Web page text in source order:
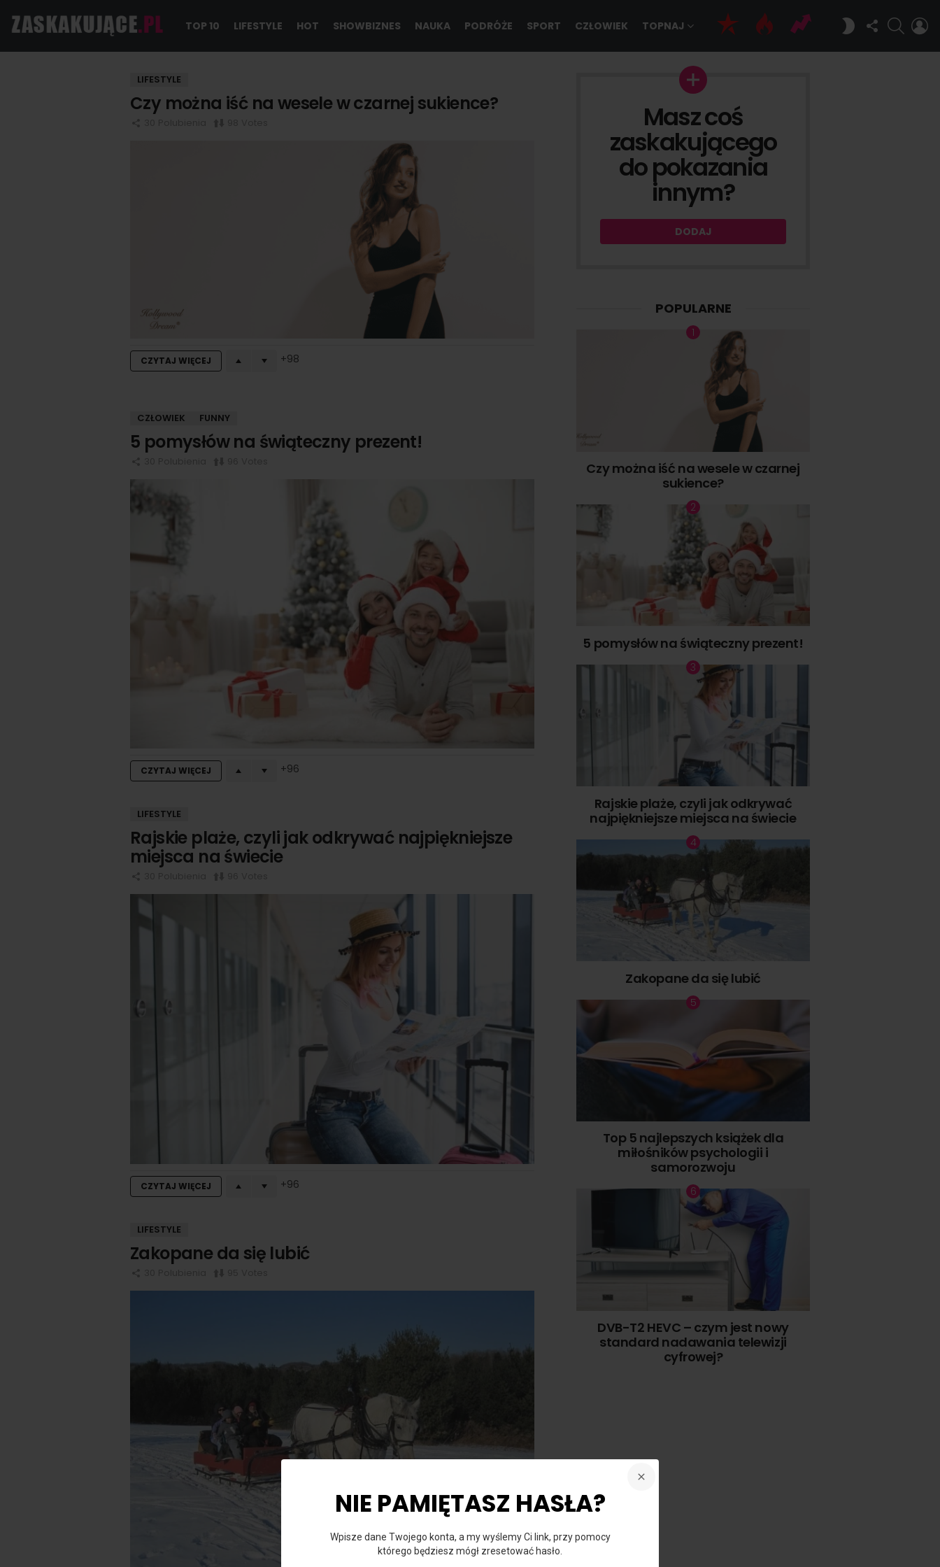
NIE PAMIĘTASZ HASŁA?
Wpisze dane Twojego konta, a my wyślemy Ci link, przy pomocy
którego będziesz mógł zresetować hasło.
TOP 10 LIFESTYLE HOT SHOWBIZNES NAUKA PODRÓŻE SPORT CZŁOWIEK TOPNAJ
PRZEŁĄCZ
SKÓRKĘ
OBSERWUJ
NAS
SZUKAJ
OSTATNIE
TREŚCI
LIFESTYLE
Czy można iść na wesele w czarnej sukience?
CZYTAJ WIĘCEJ 98
CZŁOWIEK FUNNY
5 pomysłów na świąteczny prezent!
CZYTAJ WIĘCEJ 96
LIFESTYLE
Rajskie plaże, czyli jak odkrywać najpiękniejsze
miejsca na świecie
CZYTAJ WIĘCEJ 96
LIFESTYLE
Zakopane da się lubić
DODAJMasz coś
zaskakującego
do pokazania
innym?
DODAJ
POPULARNE
Czy można iść na wesele w czarnej
sukience?
5 pomysłów na świąteczny prezent!
Rajskie plaże, czyli jak odkrywać
najpiękniejsze miejsca na świecie
Zakopane da się lubić
Top 5 najlepszych książek dla
miłośników psychologii i
samorozwoju
DVB-T2 HEVC – czym jest nowy
standard nadawania telewizji
cyfrowej?